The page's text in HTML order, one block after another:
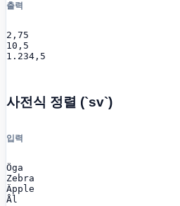
출력
2,75
10,5
1.234,5
사전식 정렬 (`sv`)
입력
Öga
Zebra
Äpple
Ål